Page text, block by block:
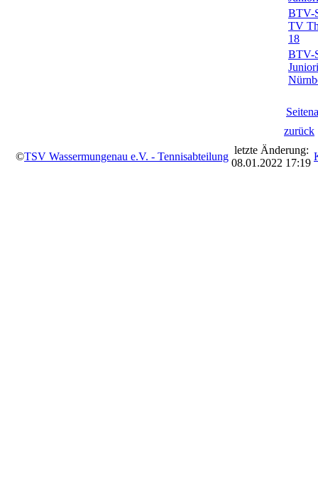
BTV-
TV
18
BTV-
zurück
©TSV Wassermungenau e.V. - Tennisabteilung
letzte Änderung:
08.01.2022 17:19